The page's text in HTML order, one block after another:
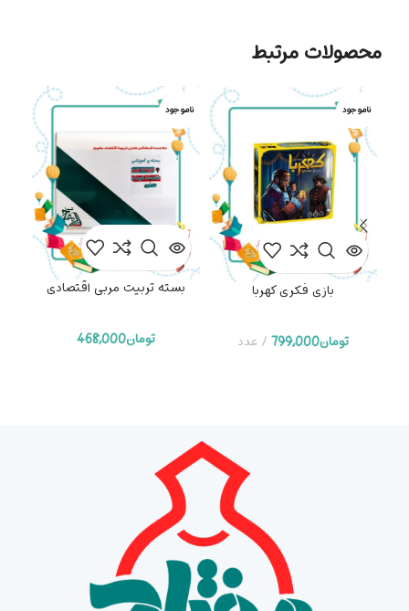
محصولات مرتبط
ناموجود
بازی فکری کهربا
تومان799,000 عدد
ناموجود
بسته تربیت مربی اقتصادی
تومان468,000